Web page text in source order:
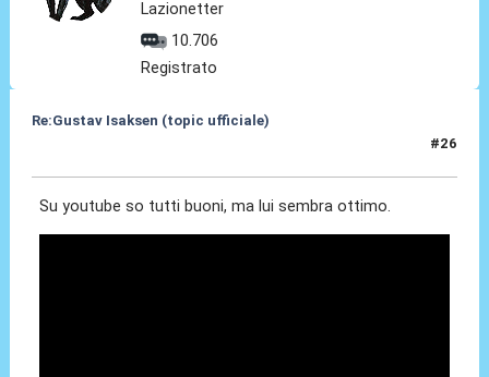
Lazionetter
10.706
Registrato
Re:Gustav Isaksen (topic ufficiale)
#26
Su youtube so tutti buoni, ma lui sembra ottimo.